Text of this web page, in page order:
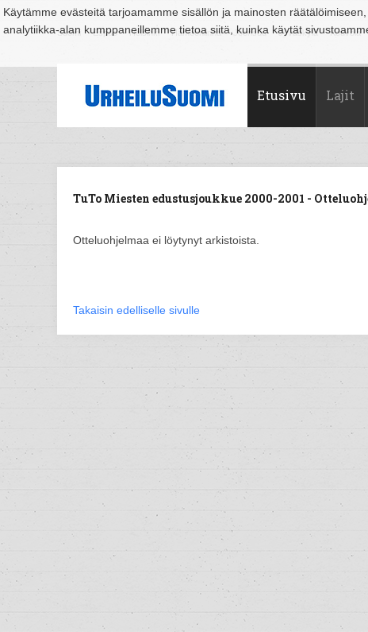
Käytämme evästeitä tarjoamamme sisällön ja mainosten
analytiikka-alan kumppaneillemme tietoa siitä, kuinka käytät
Suomi Espoo Helsinki Hämeenlinna Joensuu Jyväskylä Kouvola
Etusivu Lajit
TuTo Miesten edustusjoukkue 2000-2001 -
Otteluohjelmaa ei löytynyt arkistoista.
Takaisin edelliselle sivulle